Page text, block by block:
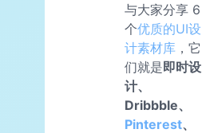
与大家分享 6
个优质的UI设
计素材库 ，它
们就是即时设
计、
Dribbble、
Pinterest、